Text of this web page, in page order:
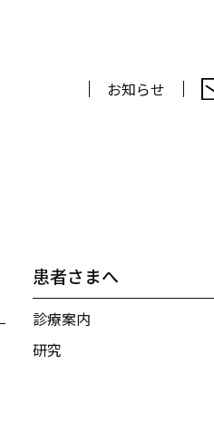
お知らせ
患者さまへ
診療案内
研究